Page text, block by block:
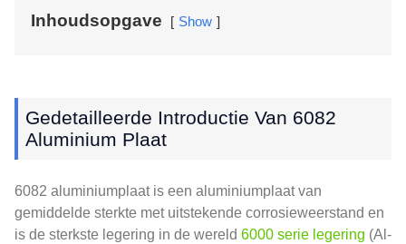
Inhoudsopgave Show
Gedetailleerde Introductie Van 6082
Aluminium Plaat
6082 aluminiumplaat is een aluminiumplaat van
gemiddelde sterkte met uitstekende corrosieweerstand en
is de sterkste legering in de wereld 6000 serie legering (Al-